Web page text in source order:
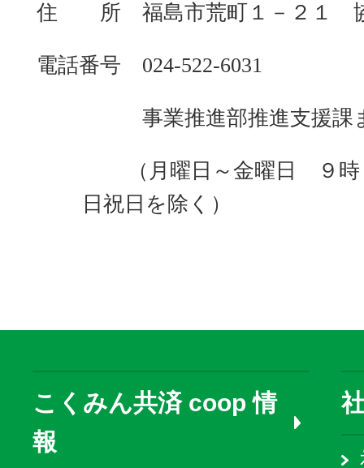
住 所 福島市荒町１－２１
電話番号 024-522-6031
事業推進部推進支援課
（月曜日～金曜日 ９
日祝日を除く）
こくみん共済 coop 情
報